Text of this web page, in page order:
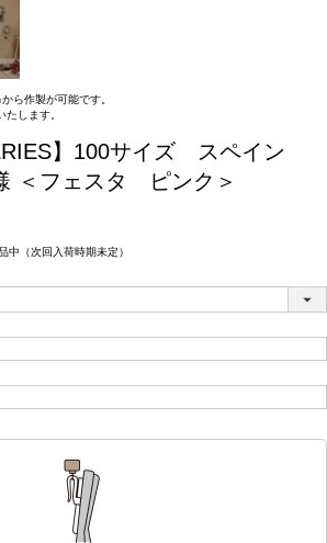
ら作製が可能です。
します。
】100サイズ スペイン
＜フェスタ ピンク＞
（次回入荷時期未定）